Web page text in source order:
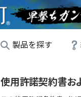
製品を探す
使用許諾契約書お